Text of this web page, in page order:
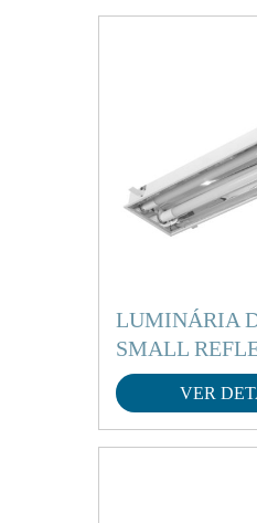
LUMINÁRIA
SMALL
VER